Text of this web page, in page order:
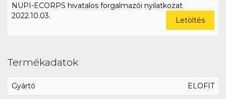
NUPI-ECORPS hivatalos forgalmazói nyilatkozat
2022.10.03.
Letöltés
Termékadatok
Gyártó ELOFIT